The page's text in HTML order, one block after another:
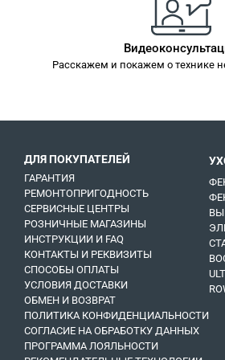
Расскажем и покажем о технике
ДЛЯ ПОКУПАТЕЛЕЙ
ГАРАНТИЯ
РЕМОНТОПРИГОДНОСТЬ
СЕРВИСНЫЕ ЦЕНТРЫ
РОЗНИЧНЫЕ МАГАЗИНЫ
ИНСТРУКЦИИ И FAQ
КОНТАКТЫ И РЕКВИЗИТЫ
СПОСОБЫ ОПЛАТЫ
УСЛОВИЯ ДОСТАВКИ
ОБМЕН И ВОЗВРАТ
ПОЛИТИКА КОНФИДЕНЦИАЛЬНОСТИ
СОГЛАСИЕ НА ОБРАБОТКУ ДАННЫХ
ПРОГРАММА ЛОЯЛЬНОСТИ